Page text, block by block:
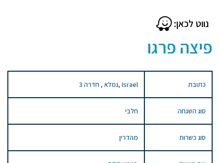
נווט לכאן:
פיצה פרגו
כתובת 3 גמלא , חדרה, Israel
סוג השגחה חלבי
סוג כשרות מהדרין